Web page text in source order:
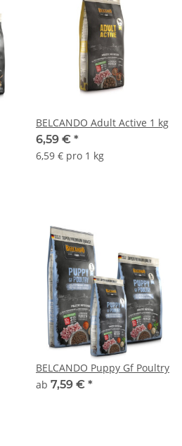
BELCANDO Adult Active 1 kg
6,59 € *
6,59 € pro 1 kg
BELCANDO Puppy Gf Poultry
ab 7,59 € *